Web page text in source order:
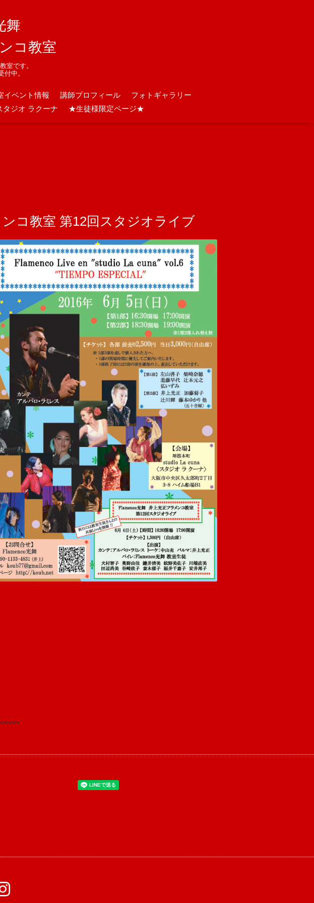
舞
コ教室
室です。
中。
イベント情報 講師プロフィール
フォトギャラリー
タジオ ラクーナ ★生徒様限定ページ★
コ教室 第12回スタジオライブ